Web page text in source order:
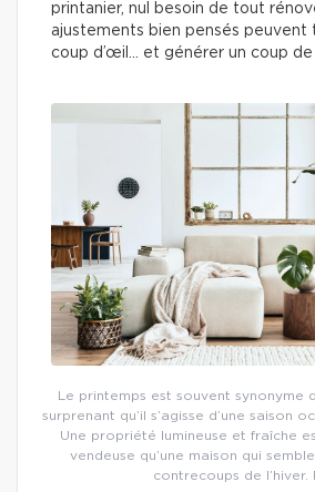
printanier, nul besoin de tout
ajustements bien pensés peuvent
coup d’œil… et générer un coup
Le printemps est souvent synonyme
surprenant qu’il s’agisse d’une saison
Une propriété lumineuse et fraîche
vendeuse qu’une maison qui
contrecoups de l’hiver.